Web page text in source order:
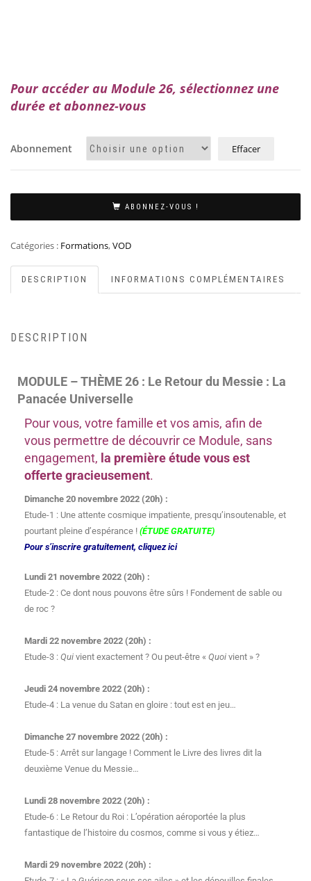
Pour accéder au Module 26, sélectionnez une
durée et abonnez-vous
Abonnement Effacer
ABONNEZ-VOUS !
Catégories : Formations,VOD
DESCRIPTION INFORMATIONS COMPLÉMENTAIRES
DESCRIPTION
MODULE – THÈME 26 : Le Retour du Messie : La
Panacée Universelle
Pour vous, votre famille et vos amis, afin de
vous permettre de découvrir ce Module, sans
engagement, la première étude vous est
offerte gracieusement.
Dimanche 20 novembre 2022 (20h) :
Etude-1 : Une attente cosmique impatiente, presqu’insoutenable, et
pourtant pleine d’espérance ! (ÉTUDE GRATUITE)
Pour s’inscrire gratuitement, cliquez ici
Lundi 21 novembre 2022 (20h) :
Etude-2 : Ce dont nous pouvons être sûrs ! Fondement de sable ou
de roc ?
Mardi 22 novembre 2022 (20h) :
Etude-3 : Qui vient exactement ? Ou peut-être « Quoi vient » ?
Jeudi 24 novembre 2022 (20h) :
Etude-4 : La venue du Satan en gloire : tout est en jeu…
Dimanche 27 novembre 2022 (20h) :
Etude-5 : Arrêt sur langage ! Comment le Livre des livres dit la
deuxième Venue du Messie…
Lundi 28 novembre 2022 (20h) :
Etude-6 : Le Retour du Roi : L’opération aéroportée la plus
fantastique de l’histoire du cosmos, comme si vous y étiez…
Mardi 29 novembre 2022 (20h) :